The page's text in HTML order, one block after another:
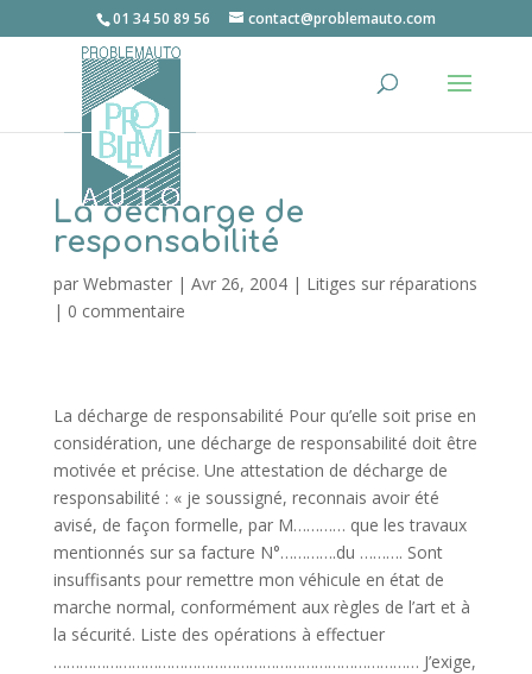
01 34 50 89 56 contact@problemauto.com
La décharge de
responsabilité
par Webmaster| Avr 26, 2004| Litiges sur réparations
| 0 commentaire
La décharge de responsabilité Pour qu’elle soit prise en
considération, une décharge de responsabilité doit être
motivée et précise. Une attestation de décharge de
responsabilité : « je soussigné, reconnais avoir été
avisé, de façon formelle, par M………… que les travaux
mentionnés sur sa facture N°………….du ………. Sont
insuffisants pour remettre mon véhicule en état de
marche normal, conformément aux règles de l’art et à
la sécurité. Liste des opérations à effectuer
………………………………………………………………………… J’exige,